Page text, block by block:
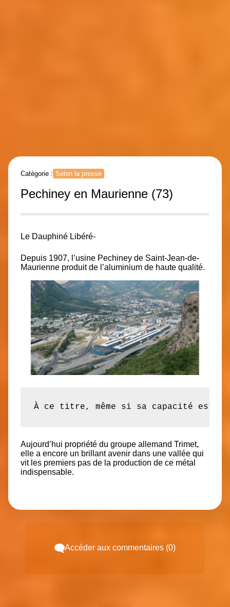
Catégorie : Selon la presse
Pechiney en Maurienne (73)
Le Dauphiné Libéré-
Depuis 1907, l’usine Pechiney de Saint-Jean-de-
Maurienne produit de l’aluminium de haute qualité.
À ce titre, même si sa capacité est
Aujourd’hui propriété du groupe allemand Trimet,
elle a encore un brillant avenir dans une vallée qui
vit les premiers pas de la production de ce métal
indispensable.
Accéder aux commentaires (0)